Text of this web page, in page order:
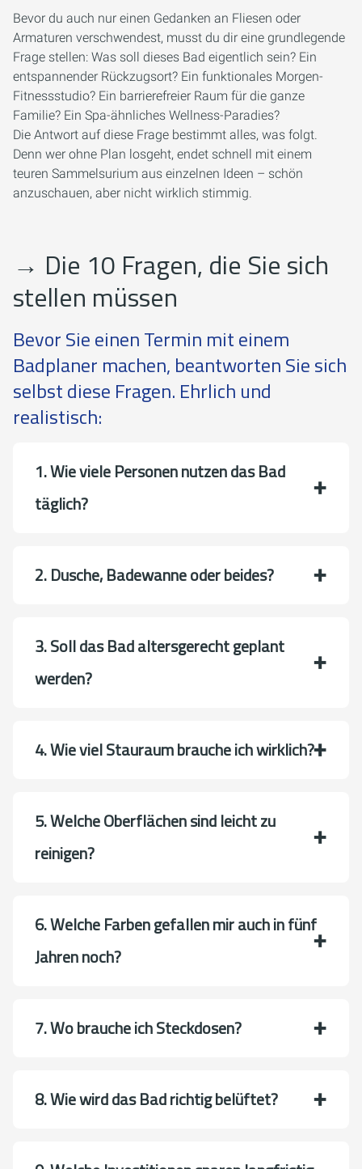
Bevor du auch nur einen Gedanken an Fliesen oder
Armaturen verschwendest, musst du dir eine grundlegende
Frage stellen: Was soll dieses Bad eigentlich sein? Ein
entspannender Rückzugsort? Ein funktionales Morgen-
Fitnessstudio? Ein barrierefreier Raum für die ganze
Familie? Ein Spa-ähnliches Wellness-Paradies?
Die Antwort auf diese Frage bestimmt alles, was folgt.
Denn wer ohne Plan losgeht, endet schnell mit einem
teuren Sammelsurium aus einzelnen Ideen – schön
anzuschauen, aber nicht wirklich stimmig.
→ Die 10 Fragen, die Sie sich
stellen müssen
Bevor Sie einen Termin mit einem
Badplaner machen, beantworten Sie sich
selbst diese Fragen. Ehrlich und
realistisch:
1. Wie viele Personen nutzen das Bad
täglich?
2. Dusche, Badewanne oder beides?
3. Soll das Bad altersgerecht geplant
werden?
4. Wie viel Stauraum brauche ich wirklich?
5. Welche Oberflächen sind leicht zu
reinigen?
6. Welche Farben gefallen mir auch in fünf
Jahren noch?
7. Wo brauche ich Steckdosen?
8. Wie wird das Bad richtig belüftet?